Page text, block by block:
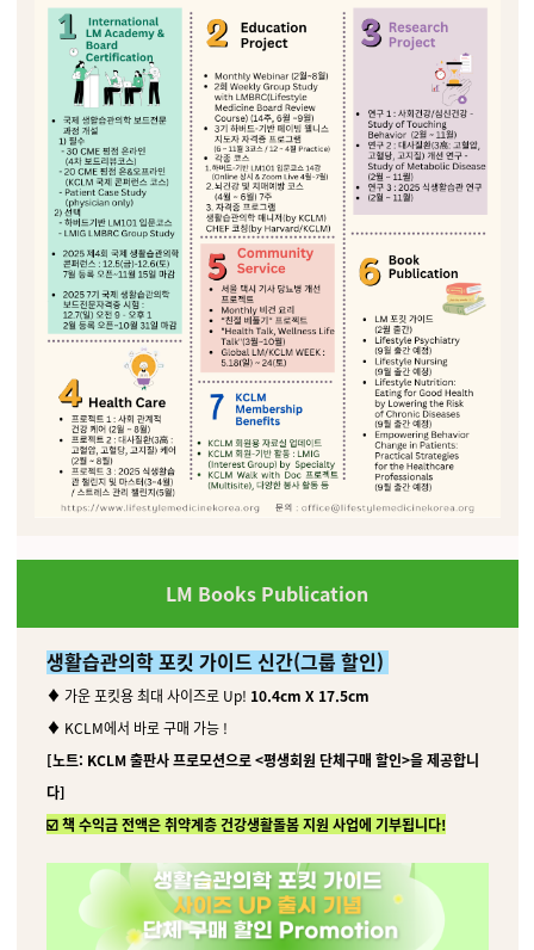
LM Books Publication
생활습관의학 포킷 가이드 신간(그룹 할인)
♦️ 가운 포킷용 최대 사이즈로 Up! 10.4cm X 17.5cm
♦️ KCLM에서 바로 구매 가능 !
[노트: KCLM 출판사 프로모션으로 <평생회원 단체구매 할인>을 제공합니
다]
☑️ 책 수익금 전액은 취약계층 건강생활돌봄 지원 사업에 기부됩니다!